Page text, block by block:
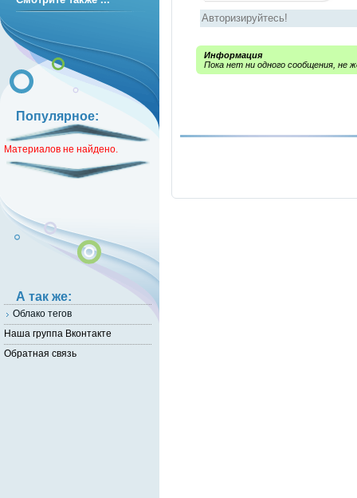
Информация
Пока нет ни одного сообщения, не
Популярное:
Материалов не найдено.
А так же:
Облако тегов
Наша группа Вконтакте
Обратная связь